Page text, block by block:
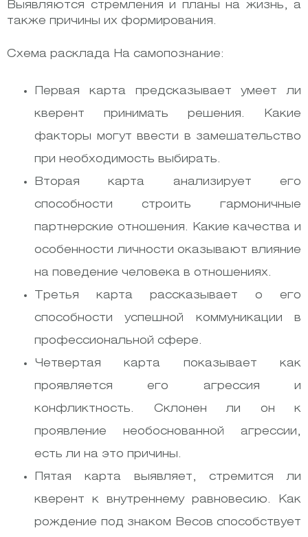
Выявляются стремления и планы на жизнь, а
также причины их формирования.
Схема расклада На самопознание:
Первая карта предсказывает умеет ли
кверент принимать решения. Какие
факторы могут ввести в замешательство
при необходимость выбирать.
Вторая карта анализирует его
способности строить гармоничные
партнерские отношения. Какие качества и
особенности личности оказывают влияние
на поведение человека в отношениях.
Третья карта рассказывает о его
способности успешной коммуникации в
профессиональной сфере.
Четвертая карта показывает как
проявляется его агрессия и
конфликтность. Склонен ли он к
проявление необоснованной агрессии,
есть ли на это причины.
Пятая карта выявляет, стремится ли
кверент к внутреннему равновесию. Как
рождение под знаком Весов способствует